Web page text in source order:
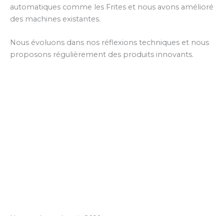
automatiques comme les Frites et nous avons amélioré
des machines existantes.
Nous évoluons dans nos réflexions techniques et nous
proposons régulièrement des produits innovants.